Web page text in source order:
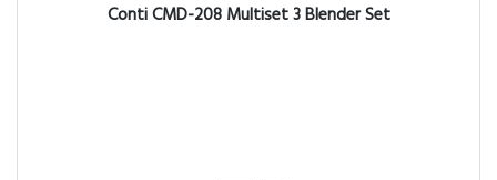
Conti CMD-208 Multiset 3 Blender Set